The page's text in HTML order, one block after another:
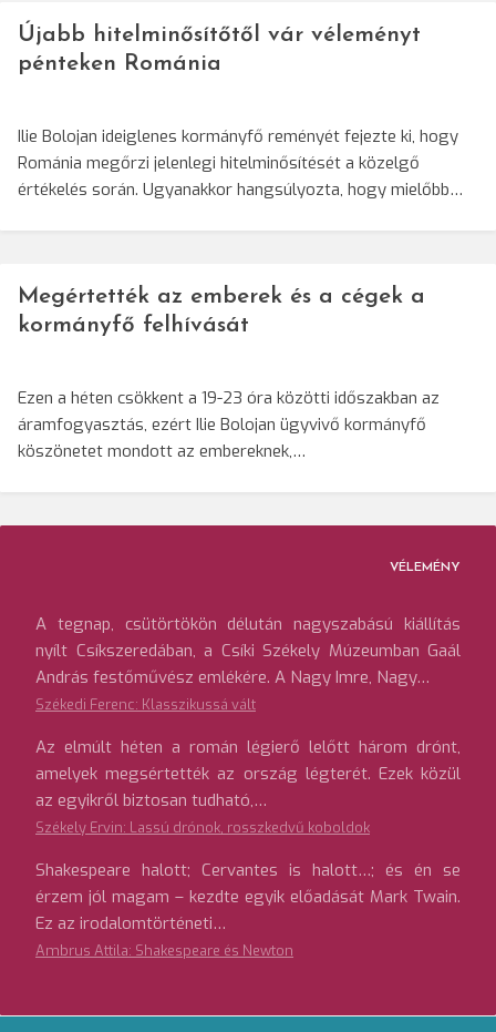
Újabb hitelminősítőtől vár véleményt
pénteken Románia
Ilie Bolojan ideiglenes kormányfő reményét fejezte ki, hogy
Románia megőrzi jelenlegi hitelminősítését a közelgő
értékelés során. Ugyanakkor hangsúlyozta, hogy mielőbb…
Megértették az emberek és a cégek a
kormányfő felhívását
Ezen a héten csökkent a 19-23 óra közötti időszakban az
áramfogyasztás, ezért Ilie Bolojan ügyvivő kormányfő
köszönetet mondott az embereknek,…
VÉLEMÉNY
A tegnap, csütörtökön délután nagyszabású kiállítás
nyílt Csíkszeredában, a Csíki Székely Múzeumban Gaál
András festőművész emlékére. A Nagy Imre, Nagy…
Székedi Ferenc: Klasszikussá vált
Az elmúlt héten a román légierő lelőtt három drónt,
amelyek megsértették az ország légterét. Ezek közül
az egyikről biztosan tudható,…
Székely Ervin: Lassú drónok, rosszkedvű koboldok
Shakespeare halott; Cervantes is halott…; és én se
érzem jól magam – kezdte egyik előadását Mark Twain.
Ez az irodalomtörténeti…
Ambrus Attila: Shakespeare és Newton